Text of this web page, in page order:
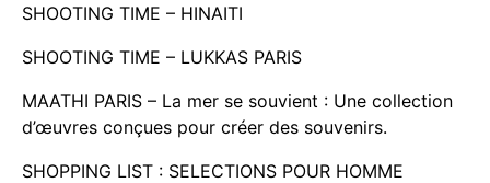
SHOOTING TIME – HINAITI
SHOOTING TIME – LUKKAS PARIS
MAATHI PARIS – La mer se souvient : Une collection
d’œuvres conçues pour créer des souvenirs.
SHOPPING LIST : SELECTIONS POUR HOMME